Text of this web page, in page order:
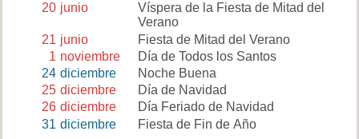
20 junio
Víspera de la Fiesta de Mitad del
Verano
21 junio
Fiesta de Mitad del Verano
1 noviembre
Día de Todos los Santos
24 diciembre
Noche Buena
25 diciembre
Día de Navidad
26 diciembre
Día Feriado de Navidad
31 diciembre Fiesta de Fin de Año